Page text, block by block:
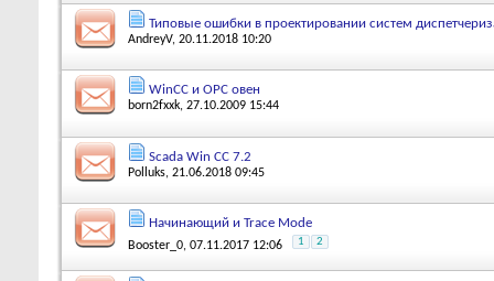
Типовые ошибки в проектировании систем
AndreyV, 20.11.2018 10:20
WinCC и OPC овен
born2fxxk, 27.10.2009 15:44
Scada Win CC 7.2
Polluks, 21.06.2018 09:45
Начинающий и Trace Mode
Booster_0, 07.11.2017 12:06 1 2